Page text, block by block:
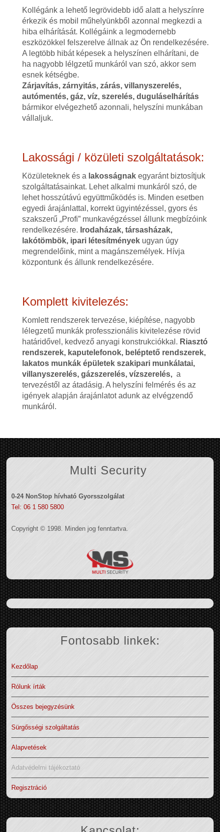
Kollégánk a lehető legrövidebb idő alatt a helyszínre
érkezik és mobil műhelyünkből azonnal megkezdi a
hiba elhárítását. Kollégáink a legmodernebb
eszközökkel felszerelve állnak az Ön rendelkezésére.
A legtöbb hibát képesek a helyszínen elhárítani, de
ha nagyobb lélgzetű munkáról van szó, akkor sem
esnek kétségbe.
Zárjavítás, zárnyitás, zárás, villanyszerelés,
autómentés, gáz, víz, szerelés, duguláselhárítás
bármikor elvégezhető azonnali, helyszíni munkában
vállaljuk.
Lakossági / közületi szolgáltatások:
Közületeknek és a lakosságnakegyaránt biztosítjuk
szolgáltatásainkat. Lehet alkalmi munkáról szó, de
lehet hosszútávú együttműködés is. Minden esetben
egyedi árajánlattal, korrekt ügyintézéssel, gyors és
szakszerű „Profi” munkavégzéssel állunk megbízóink
rendelkezésére. Irodaházak, társasházak,
lakótömbök, ipari létesítményekugyan úgy
megrendelőink, mint a magánszemélyek. Hívja
központunk és állunk rendelkezésére.
Komplett kivitelezés:
Komlett rendszerek tervezése, kiépítése, nagyobb
lélegzetű munkák professzionális kivitelezése rövid
határidővel, kedvező anyagi konstrukciókkal. Riasztó
rendszerek, kaputelefonok, beléptető rendszerek,
lakatos munkák épületek szakipari munkálatai,
villanyszerelés, gázszerelés, vízszerelés,a
tervezéstől az átadásig. A helyszíni felmérés és az
igények alapján árajánlatot adunk az elvégzendő
munkáról.
Multi Security
0-24 NonStop hívható Gyorsszolgálat
Tel: 06 1 580 5800
Copyright © 1998. Minden jog fenntartva.
Fontosabb linkek:
Kezdőlap
Rólunk írták
Összes bejegyzésünk
Sürgősségi szolgáltatás
Alapvetések
Adatvédelmi tájékoztató
Regisztráció